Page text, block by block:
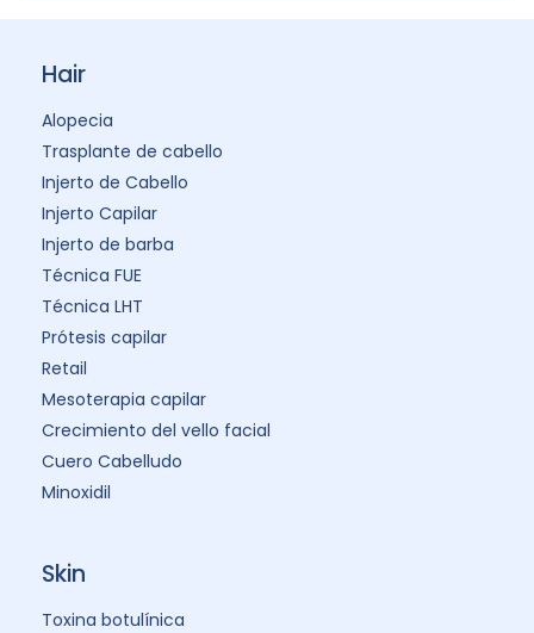
Hair
Alopecia
Trasplante de cabello
Injerto de Cabello
Injerto Capilar
Injerto de barba
Técnica FUE
Técnica LHT
Prótesis capilar
Retail
Mesoterapia capilar
Crecimiento del vello facial
Cuero Cabelludo
Minoxidil
Skin
Toxina botulínica